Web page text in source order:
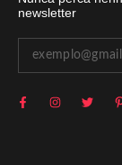
newsletter